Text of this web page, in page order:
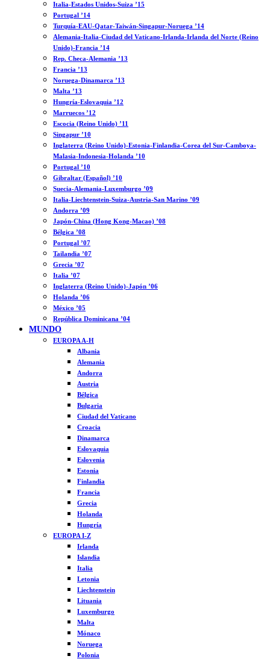
Italia-Estados Unidos-Suiza ’15
Portugal ’14
Turquía-EAU-Qatar-Taiwán-Singapur-Noruega ’14
Alemania-Italia-Ciudad del Vaticano-Irlanda-Irlanda del Norte (Reino
Unido)-Francia ’14
Rep. Checa-Alemania ’13
Francia ’13
Noruega-Dinamarca ’13
Malta ’13
Hungría-Eslovaquia ’12
Marruecos ’12
Escocia (Reino Unido) ’11
Singapur ’10
Inglaterra (Reino Unido)-Estonia-Finlandia-Corea del Sur-Camboya-
Malasia-Indonesia-Holanda ’10
Portugal ’10
Gibraltar (Español) ’10
Suecia-Alemania-Luxemburgo ’09
Italia-Liechtenstein-Suiza-Austria-San Marino ’09
Andorra ’09
Japón-China (Hong Kong-Macao) ’08
Bélgica ’08
Portugal ’07
Tailandia ’07
Grecia ’07
Italia ’07
Inglaterra (Reino Unido)-Japón ’06
Holanda ’06
México ’05
República Dominicana ’04
MUNDO
EUROPA A-H
Albania
Alemania
Andorra
Austria
Bélgica
Bulgaria
Ciudad del Vaticano
Croacia
Dinamarca
Eslovaquia
Eslovenia
Estonia
Finlandia
Francia
Grecia
Holanda
Hungría
EUROPA I-Z
Irlanda
Islandia
Italia
Letonia
Liechtenstein
Lituania
Luxemburgo
Malta
Mónaco
Noruega
Polonia